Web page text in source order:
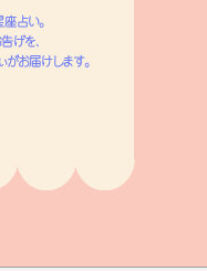
占い。
げを、
お届けします。